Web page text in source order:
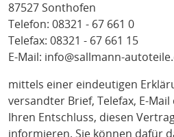
87527 Sonthofen
Telefon: 08321 - 67 661 0
Telefax: 08321 - 67 661 15
E-Mail: info@sallmann-
mittels einer eindeutigen
versandter Brief, Telefax, E-
Ihren Entschluss, diesen
informieren. Sie können dafür